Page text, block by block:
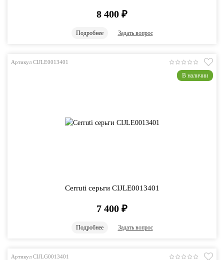
8 400 ₽
Подробнее Задать вопрос
Артикул CIJLE0013401
В наличии
Cerruti серьги CIJLE0013401
7 400 ₽
Подробнее Задать вопрос
Артикул CIJLG0013401